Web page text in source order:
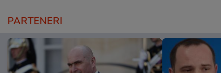
PARTENERI